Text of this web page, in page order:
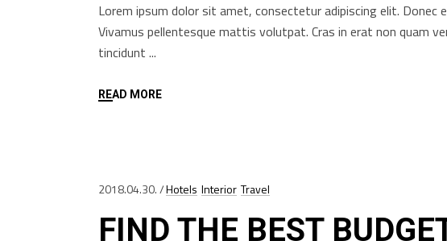
Lorem ipsum dolor sit amet, consectetur adipiscing elit.
Vivamus pellentesque mattis volutpat. Cras in erat non quam
tincidunt
READ MORE
2018.04.30. Hotels Interior Travel
FIND THE BEST